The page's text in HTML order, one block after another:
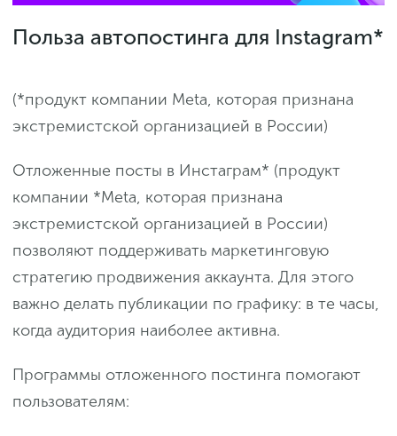
Польза автопостинга для Instagram*
(*продукт компании Meta, которая признана
экстремистской организацией в России)
Отложенные посты в Инстаграм* (продукт
компании *Meta, которая признана
экстремистской организацией в России)
позволяют поддерживать маркетинговую
стратегию продвижения аккаунта. Для этого
важно делать публикации по графику: в те часы,
когда аудитория наиболее активна.
Программы отложенного постинга помогают
пользователям: